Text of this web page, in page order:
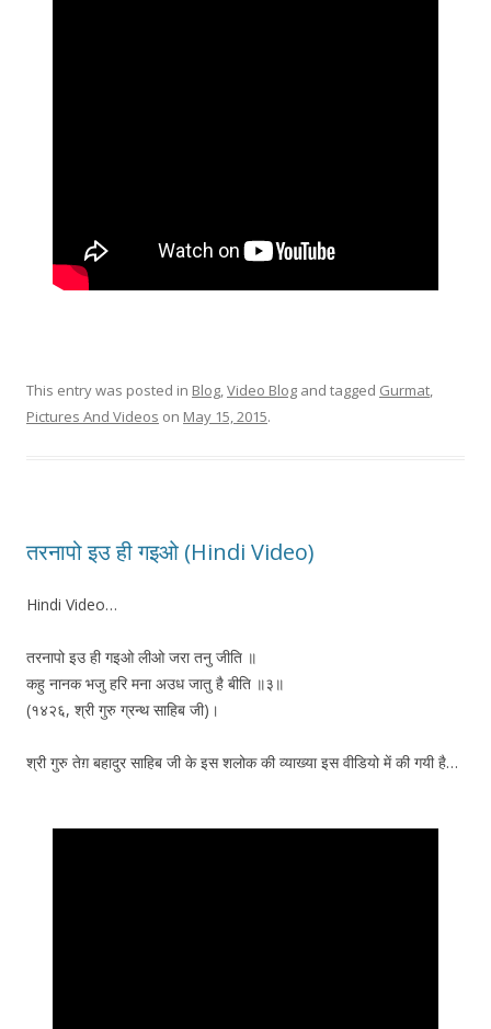
This entry was posted in Blog,Video Blog and tagged Gurmat,
Pictures And Videos on May 15, 2015.
तरनापो इउ ही गइओ (Hindi Video)
Hindi Video…
तरनापो इउ ही गइओ लीओ जरा तनु जीति ॥
कहु नानक भजु हरि मना अउध जातु है बीति ॥३॥
(१४२६, श्री गुरु ग्रन्थ साहिब जी)।
श्री गुरु तेग़ बहादुर साहिब जी के इस शलोक की व्याख्या इस वीडियो में की गयी है…